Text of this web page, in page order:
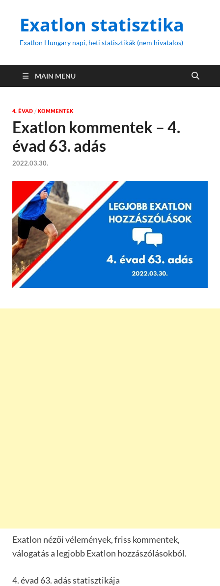
Exatlon statisztika
Exatlon Hungary napi, heti statisztikák (nem hivatalos)
MAIN MENU
4. ÉVAD / KOMMENTEK
Exatlon kommentek – 4.
évad 63. adás
2022.03.30.
Exatlon nézői vélemények, friss kommentek,
válogatás a legjobb Exatlon hozzászólásokból.
4. évad 63. adás statisztikája